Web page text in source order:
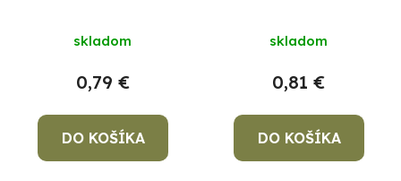
skladom
0,79 €
DO KOŠÍKA
skladom
0,81 €
DO KOŠÍKA